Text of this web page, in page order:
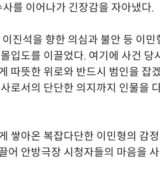
를 이어나가 긴장감을 자아냈다.
진석을 향한 의심과 불안 등 이민
입도를 이끌었다. 여기에 사건 당
따뜻한 위로와 반드시 범인을 잡
로서의 단단한 의지까지 인물을
쌓아온 복잡다단한 이민형의 감
어 안방극장 시청자들의 마음을